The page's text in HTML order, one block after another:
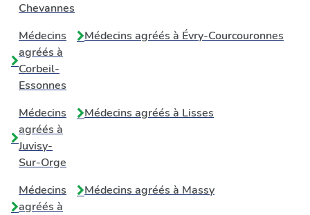
Chevannes
Médecins
agréés à
Corbeil-
Essonnes
Médecins agréés à Évry-Courcouronnes
Médecins
agréés à
Juvisy-
Sur-Orge
Médecins agréés à Lisses
Médecins
agréés à
Médecins agréés à Massy